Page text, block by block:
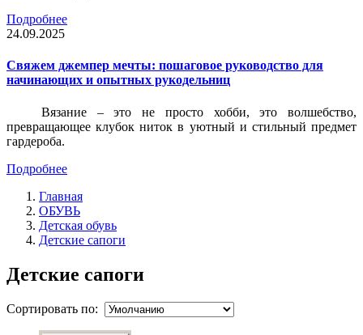
Подробнее
24.09.2025
Свяжем джемпер мечты: пошаговое руководство для
начинающих и опытных рукодельниц
Вязание – это не просто хобби, это волшебство,
превращающее клубок ниток в уютный и стильный предмет
гардероба.
Подробнее
Главная
ОБУВЬ
Детская обувь
Детские сапоги
Детские сапоги
Сортировать по: